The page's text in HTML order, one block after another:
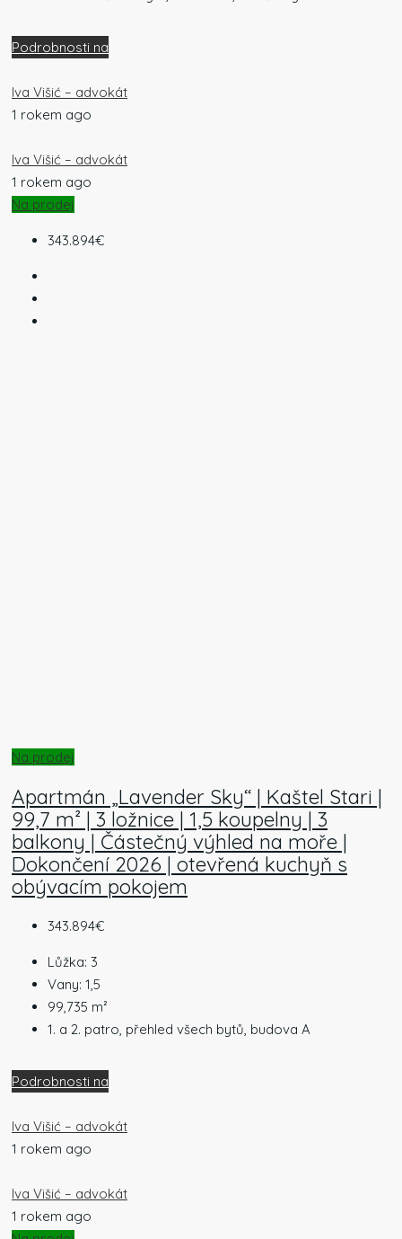
Podrobnosti na
Iva Višić – advokát
1 rokem ago
Iva Višić – advokát
1 rokem ago
Na prodej
343.894€
Na prodej
Apartmán „Lavender Sky“ | Kaštel Stari |
99,7 m² | 3 ložnice | 1,5 koupelny | 3
balkony | Částečný výhled na moře |
Dokončení 2026 | otevřená kuchyň s
obývacím pokojem
343.894€
Lůžka: 3
Vany: 1,5
99,735 m²
1. a 2. patro, přehled všech bytů, budova A
Podrobnosti na
Iva Višić – advokát
1 rokem ago
Iva Višić – advokát
1 rokem ago